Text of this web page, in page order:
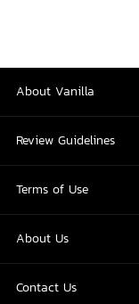
About Vanilla
Review Guidelines
Terms of Use
About Us
Contact Us